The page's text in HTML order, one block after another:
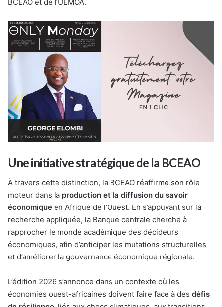
BCEAO et de l’UEMOA.
Une initiative stratégique de la BCEAO
À travers cette distinction, la BCEAO réaffirme son rôle
moteur dans la production et la diffusion du savoir
économique en Afrique de l’Ouest. En s’appuyant sur la
recherche appliquée, la Banque centrale cherche à
rapprocher le monde académique des décideurs
économiques, afin d’anticiper les mutations structurelles
et d’améliorer la gouvernance économique régionale.
L’édition 2026 s’annonce dans un contexte où les
économies ouest-africaines doivent faire face à des défis